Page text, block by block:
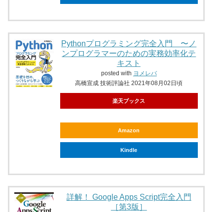
Pythonプログラミング完全入門 〜ノ
ンプログラマーのための実務効率化テ
キスト
posted with ヨメレバ
高橋宣成 技術評論社 2021年08月02日頃
楽天ブックス
Amazon
Kindle
詳解！ Google Apps Script完全入門
［第3版］